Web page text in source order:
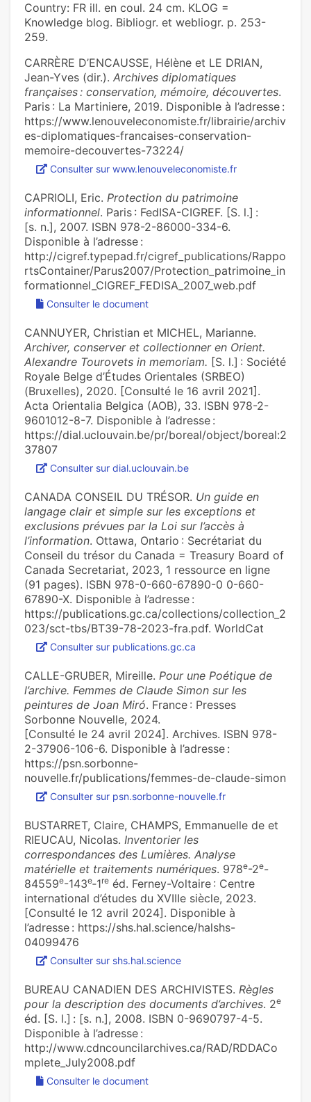
Country: FR ill. en coul. 24 cm. KLOG =
Knowledge blog. Bibliogr. et webliogr. p. 253-
259.
CARRÈRE D’ENCAUSSE, Hélène et LE DRIAN,
Jean-Yves (dir.). Archives diplomatiques
françaises : conservation, mémoire, découvertes.
Paris : La Martiniere, 2019. Disponible à l’adresse :
https://www.lenouveleconomiste.fr/librairie/archiv
es-diplomatiques-francaises-conservation-
memoire-decouvertes-73224/
Consulter sur www.lenouveleconomiste.fr
CAPRIOLI, Eric. Protection du patrimoine
informationnel. Paris : FedISA-CIGREF. [S. l.] :
[s. n.], 2007. ISBN 978-2-86000-334-6.
Disponible à l’adresse :
http://cigref.typepad.fr/cigref_publications/Rappo
rtsContainer/Parus2007/Protection_patrimoine_in
formationnel_CIGREF_FEDISA_2007_web.pdf
Consulter le document
CANNUYER, Christian et MICHEL, Marianne.
Archiver, conserver et collectionner en Orient.
Alexandre Tourovets in memoriam. [S. l.] : Société
Royale Belge d’Études Orientales (SRBEO)
(Bruxelles), 2020. [Consulté le 16 avril 2021].
Acta Orientalia Belgica (AOB), 33. ISBN 978-2-
9601012-8-7. Disponible à l’adresse :
https://dial.uclouvain.be/pr/boreal/object/boreal:2
37807
Consulter sur dial.uclouvain.be
CANADA CONSEIL DU TRÉSOR. Un guide en
langage clair et simple sur les exceptions et
exclusions prévues par la Loi sur l’accès à
l’information. Ottawa, Ontario : Secrétariat du
Conseil du trésor du Canada = Treasury Board of
Canada Secretariat, 2023, 1 ressource en ligne
(91 pages). ISBN 978-0-660-67890-0 0-660-
67890-X. Disponible à l’adresse :
https://publications.gc.ca/collections/collection_2
023/sct-tbs/BT39-78-2023-fra.pdf. WorldCat
Consulter sur publications.gc.ca
CALLE-GRUBER, Mireille. Pour une Poétique de
l’archive. Femmes de Claude Simon sur les
peintures de Joan Miró. France : Presses
Sorbonne Nouvelle, 2024.
[Consulté le 24 avril 2024]. Archives. ISBN 978-
2-37906-106-6. Disponible à l’adresse :
https://psn.sorbonne-
nouvelle.fr/publications/femmes-de-claude-simon
Consulter sur psn.sorbonne-nouvelle.fr
BUSTARRET, Claire, CHAMPS, Emmanuelle de et
RIEUCAU, Nicolas. Inventorier les
correspondances des Lumières. Analyse
matérielle et traitements numériques. 978e-2e-
84559e-143e‑1re éd. Ferney-Voltaire : Centre
international d’études du XVIIIe siècle, 2023.
[Consulté le 12 avril 2024]. Disponible à
l’adresse : https://shs.hal.science/halshs-
04099476
Consulter sur shs.hal.science
BUREAU CANADIEN DES ARCHIVISTES. Règles
pour la description des documents d’archives. 2e
éd. [S. l.] : [s. n.], 2008. ISBN 0-9690797-4-5.
Disponible à l’adresse :
http://www.cdncouncilarchives.ca/RAD/RDDACo
mplete_July2008.pdf
Consulter le document